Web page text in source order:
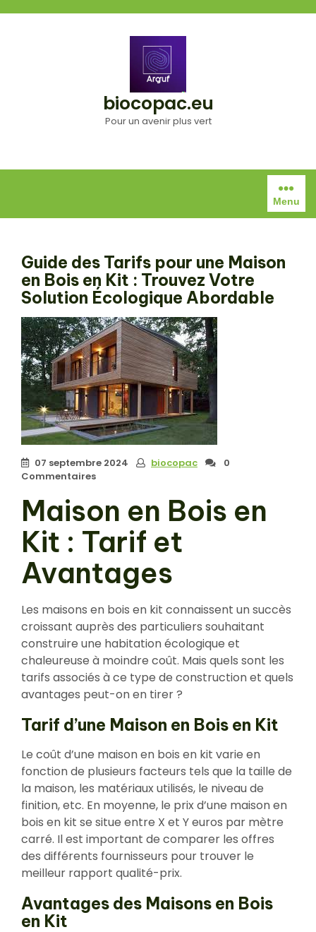
biocopac.eu
Pour un avenir plus vert
Menu
Guide des Tarifs pour une Maison
en Bois en Kit : Trouvez Votre
Solution Écologique Abordable
07 septembre 2024 biocopac
0
Commentaires
Maison en Bois en
Kit : Tarif et
Avantages
Les maisons en bois en kit connaissent un succès
croissant auprès des particuliers souhaitant
construire une habitation écologique et
chaleureuse à moindre coût. Mais quels sont les
tarifs associés à ce type de construction et quels
avantages peut-on en tirer ?
Tarif d’une Maison en Bois en Kit
Le coût d’une maison en bois en kit varie en
fonction de plusieurs facteurs tels que la taille de
la maison, les matériaux utilisés, le niveau de
finition, etc. En moyenne, le prix d’une maison en
bois en kit se situe entre X et Y euros par mètre
carré. Il est important de comparer les offres
des différents fournisseurs pour trouver le
meilleur rapport qualité-prix.
Avantages des Maisons en Bois
en Kit